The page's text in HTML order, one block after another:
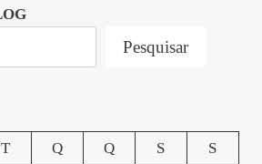
Pesquisar
T Q Q S S